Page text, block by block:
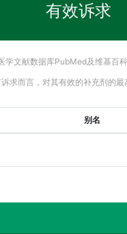
有效诉求
学文献数据库PubMed及维基百
求而言，对其有效的补充剂的最
别名